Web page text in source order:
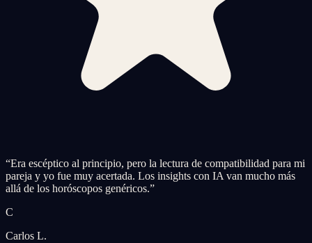
“Era escéptico al principio, pero la lectura de compatibilidad para mi
pareja y yo fue muy acertada. Los insights con IA van mucho más
allá de los horóscopos genéricos.”
C
Carlos L.